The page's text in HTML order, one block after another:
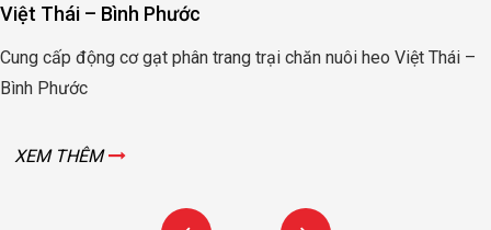
Việt Thái – Bình Phước
Cung cấp động cơ gạt phân trang trại chăn nuôi heo Việt Thái –
Bình Phước
XEM THÊM